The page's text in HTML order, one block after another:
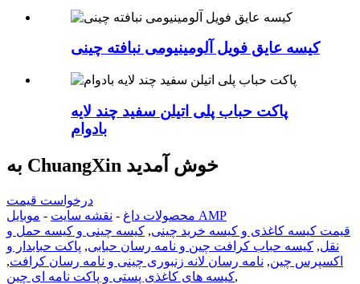
کیسه عایق فویل آلومینیومی نبافته چینی
پاکت حباب پلی اتیلن سفید چند لایه
بادوام
به ChuangXin خوش آمدید
درخواست قیمت
محصولات داغ - نقشه سایت -
موبایل AMP
قیمت کیسه کاغذی و کیسه خرید چینی, کیسه چینی و کیسه حمل و
نقل, کیسه حباب کرافت چین و نامه رسان حبابی, پاکت حبابدار و
اکسپرس چین, نامه رسان لانه زنبوری چینی و نامه رسان کرافت,
کیسه های کاغذی پستی و پاکت نامه ای چین,